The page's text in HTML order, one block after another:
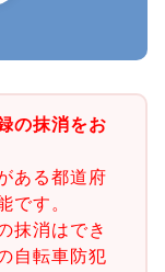
の抹消をお
ある都道府
です。
抹消はでき
自転車防犯